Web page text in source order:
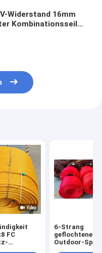
Widerstand 16mm
Kombinationsseil
FC
6-Strang
geflochtenes
Outdoor-